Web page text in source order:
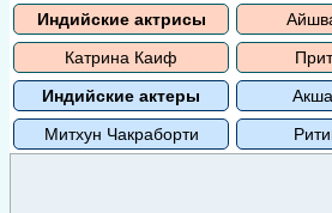
Индийские актрисы
Катрина Каиф
Индийские актеры
Митхун Чакраборти